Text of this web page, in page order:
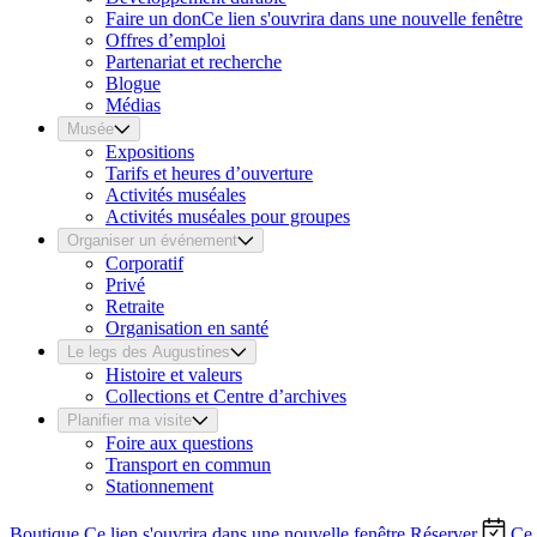
Faire un donCe lien s'ouvrira dans une nouvelle fenêtre
Offres d’emploi
Partenariat et recherche
Blogue
Médias
Musée
Expositions
Tarifs et heures d’ouverture
Activités muséales
Activités muséales pour groupes
Organiser un événement
Corporatif
Privé
Retraite
Organisation en santé
Le legs des Augustines
Histoire et valeurs
Collections et Centre d’archives
Planifier ma visite
Foire aux questions
Transport en commun
Stationnement